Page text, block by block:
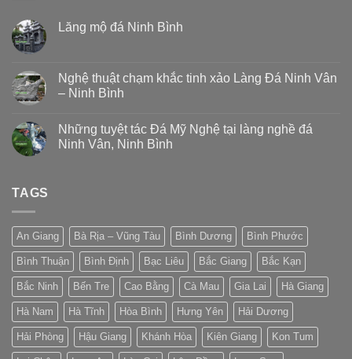
Lăng mộ đá Ninh Bình
Nghệ thuật chạm khắc tinh xảo Làng Đá Ninh Vân
– Ninh Bình
Những tuyệt tác Đá Mỹ Nghệ tại làng nghề đá
Ninh Vân, Ninh Bình
TAGS
An Giang Bà Rịa – Vũng Tàu Bình Dương Bình Phước
Bình Thuận Bình Định Bạc Liêu Bắc Giang Bắc Kạn
Bắc Ninh Bến Tre Cao Bằng Cà Mau Gia Lai Hà Giang
Hà Nam Hà Tĩnh Hòa Bình Hưng Yên Hải Dương
Hải Phòng Hậu Giang Khánh Hòa Kiên Giang Kon Tum